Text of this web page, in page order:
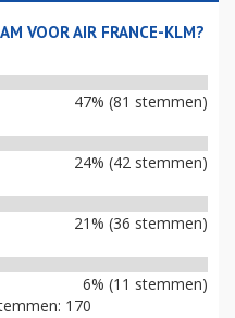
VOOR AIR FRANCE-KLM?
47% (81 stemmen)
24% (42 stemmen)
21% (36 stemmen)
6% (11 stemmen)
170